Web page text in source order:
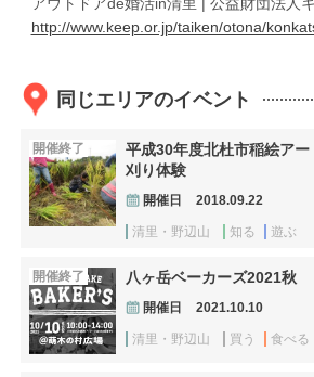
http://www.keep.or.jp/taiken/otona/
同じエリアのイベント
開催終了
平成30年度北杜市稲絵ア
刈り体験
開催日 2018.09.22
清里・野辺山 知る 遊ぶ
開催終了 八ヶ岳ベーカーズ2021秋
開催日 2021.10.10
清里・野辺山 買う 食べる